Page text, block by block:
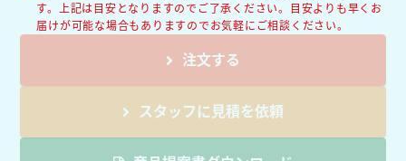
す。上記は目安となりますのでご了承ください。目安よりも早くお
届けが可能な場合もありますのでお気軽にご相談ください。
注文する
スタッフに見積を依頼